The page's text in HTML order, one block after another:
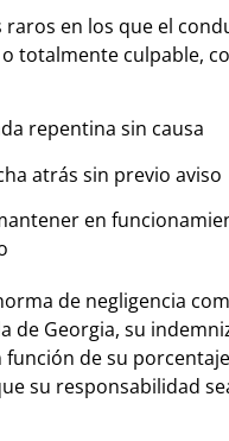
raros en los que el
totalmente culpable,
repentina sin causa
atrás sin previo aviso
en
de negligencia
de Georgia, su
función de su
su responsabilidad